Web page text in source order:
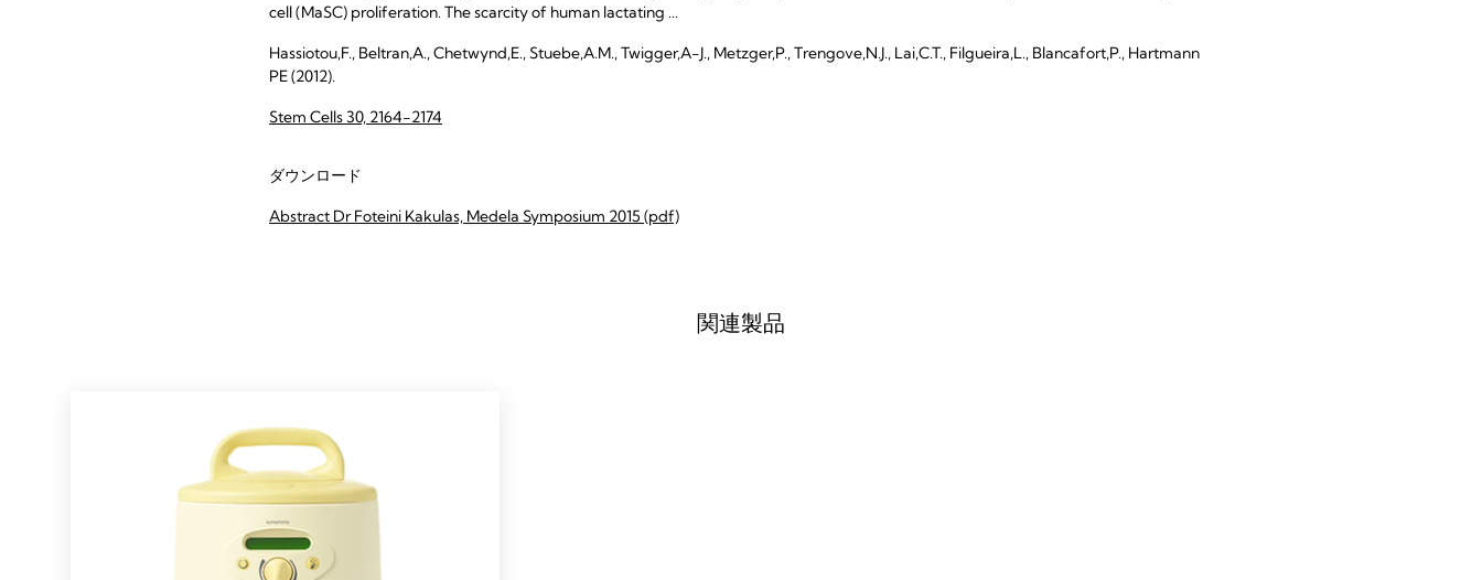
cell (MaSC) proliferation. The scarcity of human lactating ...
Hassiotou,F., Beltran,A., Chetwynd,E., Stuebe,A.M., Twigger,A-J., Metzger,P., Trengove,N.J., Lai,C.T., Filgueira,L., Blancafort,P., Hartmann
PE (2012).
Stem Cells 30, 2164-2174
ダウンロード
Abstract Dr Foteini Kakulas, Medela Symposium 2015 (pdf)
関連製品